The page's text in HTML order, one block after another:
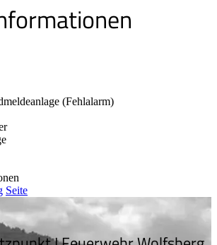
(Fehlalarm)
Seite